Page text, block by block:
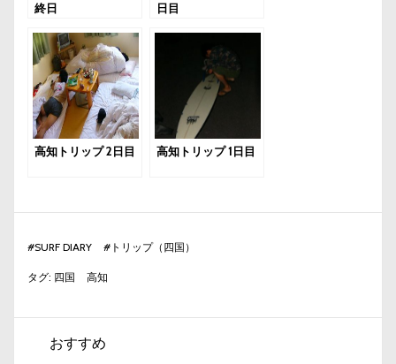
終日
日目
高知トリップ 2日目 高知トリップ 1日目
#SURF DIARY # トリップ（四国）
タグ: 四国 高知
おすすめ